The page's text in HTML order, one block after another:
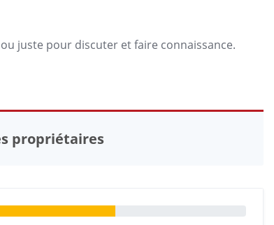
juste pour discuter et faire connaissance.
propriétaires